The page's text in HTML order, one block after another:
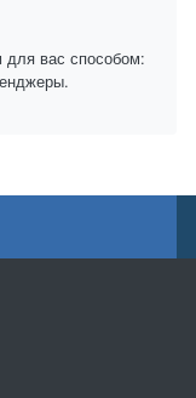
вас способом: